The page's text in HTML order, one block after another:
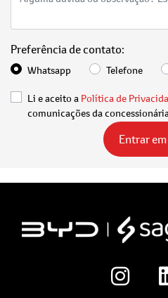
Preferência de contato:
Whatsapp Telefone
Li e aceito a Política de
comunicações da
Entrar